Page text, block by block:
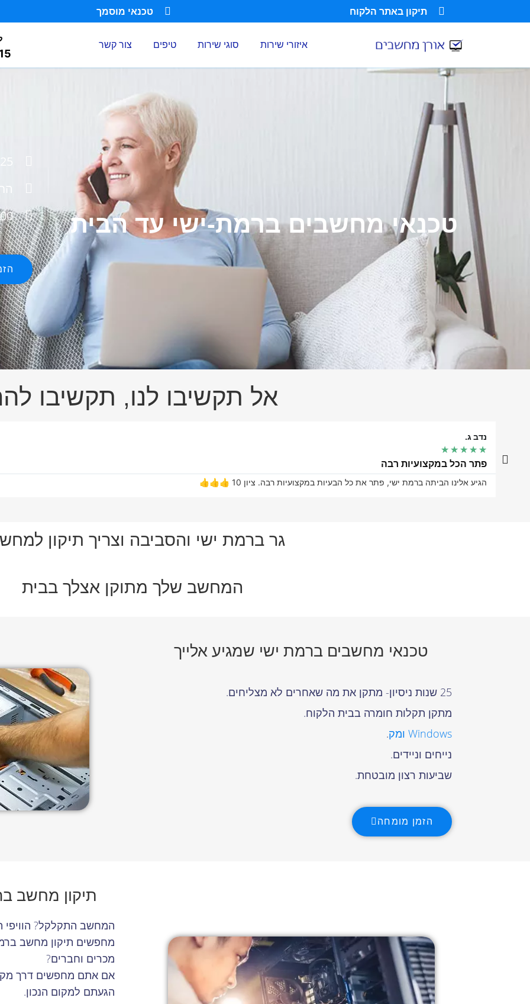
תיקון באתר הלקוח טכנאי מוסמך
איזורי שירות סוגי שירות טיפים צור קשר
טכנאי מחשבים ברמת-ישי עד הבית
25 שנות ניסיון
2000
אל תקשיבו לנו, תקשיבו
נדב ג.
★
★
★
★
★
פתר הכל במקצועיות רבה
הגיע אלינו הביתה ברמת ישי, פתר את כל הבעיות במקצועיות רבה. ציון 10 👍👍👍
גר ברמת ישי והסביבה וצריך תיקון
המחשב שלך מתוקן אצלך בבית
טכנאי מחשבים ברמת ישי שמגיע אלייך
25 שנות ניסיון- מתקן את מה שאחרים לא מצליחים.
מתקן תקלות חומרה בבית הלקוח.
Windows ומק.
נייחים וניידים.
שביעות רצון מובטחת.
הזמן מומחה
תיקון מחשב
המחשב התקלקל?
מחפשים תיקון מחשב
מכרים וחברים?
אם אתם מחפשים דרך
הגעתם למקום הנכון.